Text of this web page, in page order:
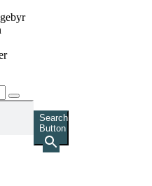
Search
Button